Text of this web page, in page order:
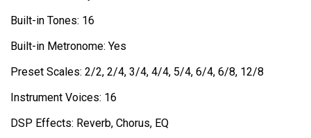
Built-in Tones: 16
Built-in Metronome: Yes
Preset Scales: 2/2, 2/4, 3/4, 4/4, 5/4, 6/4, 6/8, 12/8
Instrument Voices: 16
DSP Effects: Reverb, Chorus, EQ